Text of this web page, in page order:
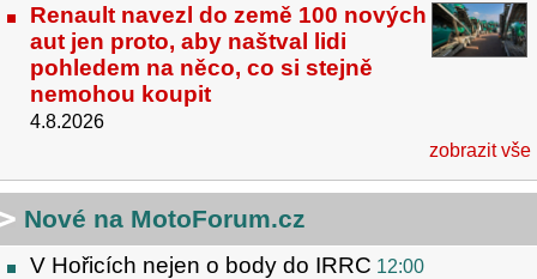
Renault navezl do země 100 nových
aut jen proto, aby naštval lidi
pohledem na něco, co si stejně
nemohou koupit
4.8.2026
zobrazit vše
Nové na MotoForum.cz
V Hořicích nejen o body do IRRC 12:00